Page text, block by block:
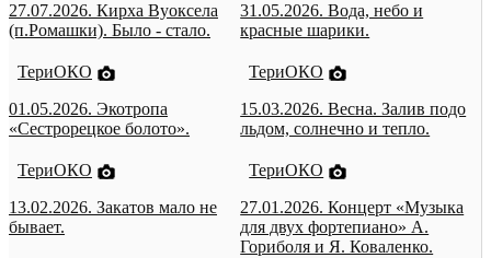
27.07.2026. Кирха Вуоксела
(п.Ромашки). Было - стало.
31.05.2026. Вода, небо и
красные шарики.
ТериОКО
01.05.2026. Экотропа
«Сестрорецкое болото».
ТериОКО
15.03.2026. Весна. Залив подо
льдом, солнечно и тепло.
ТериОКО
13.02.2026. Закатов мало не
бывает.
ТериОКО
27.01.2026. Концерт «Музыка
для двух фортепиано» А.
Гориболя и Я. Коваленко.